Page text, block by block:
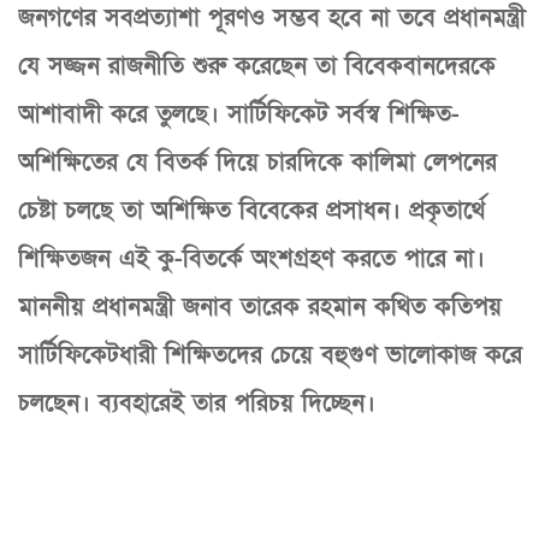
জনগণের সবপ্রত্যাশা পূরণও সম্ভব হবে না তবে প্রধানমন্ত্রী
যে সজ্জন রাজনীতি শুরু করেছেন তা বিবেকবানদেরকে
আশাবাদী করে তুলছে। সার্টিফিকেট সর্বস্ব শিক্ষিত-
অশিক্ষিতের যে বিতর্ক দিয়ে চারদিকে কালিমা লেপনের
চেষ্টা চলছে তা অশিক্ষিত বিবেকের প্রসাধন। প্রকৃতার্থে
শিক্ষিতজন এই কু-বিতর্কে অংশগ্রহণ করতে পারে না।
মাননীয় প্রধানমন্ত্রী জনাব তারেক রহমান কথিত কতিপয়
সার্টিফিকেটধারী শিক্ষিতদের চেয়ে বহুগুণ ভালোকাজ করে
চলছেন। ব্যবহারেই তার পরিচয় দিচ্ছেন।